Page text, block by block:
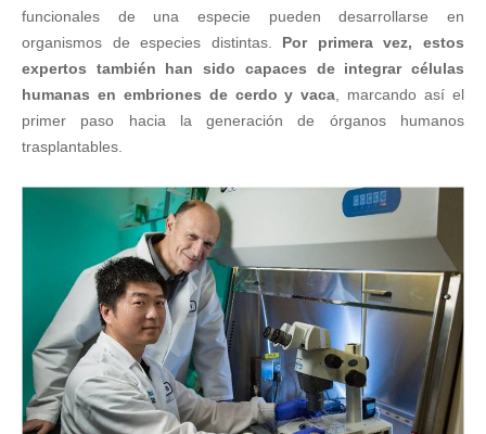
funcionales de una especie pueden desarrollarse en
organismos de especies distintas. Por primera vez, estos
expertos también han sido capaces de integrar células
humanas en embriones de cerdo y vaca , marcando así el
primer paso hacia la generación de órganos humanos
trasplantables.